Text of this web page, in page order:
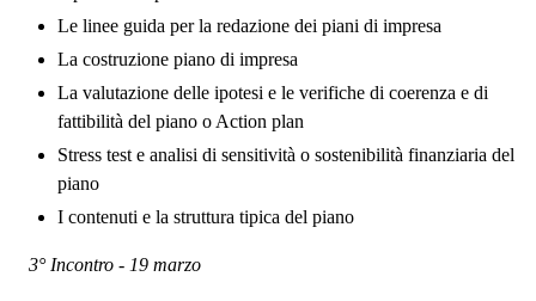
Le linee guida per la redazione dei piani di impresa
La costruzione piano di impresa
La valutazione delle ipotesi e le verifiche di coerenza e di
fattibilità del piano o Action plan
Stress test e analisi di sensitività o sostenibilità finanziaria del
piano
I contenuti e la struttura tipica del piano
3° Incontro - 19 marzo